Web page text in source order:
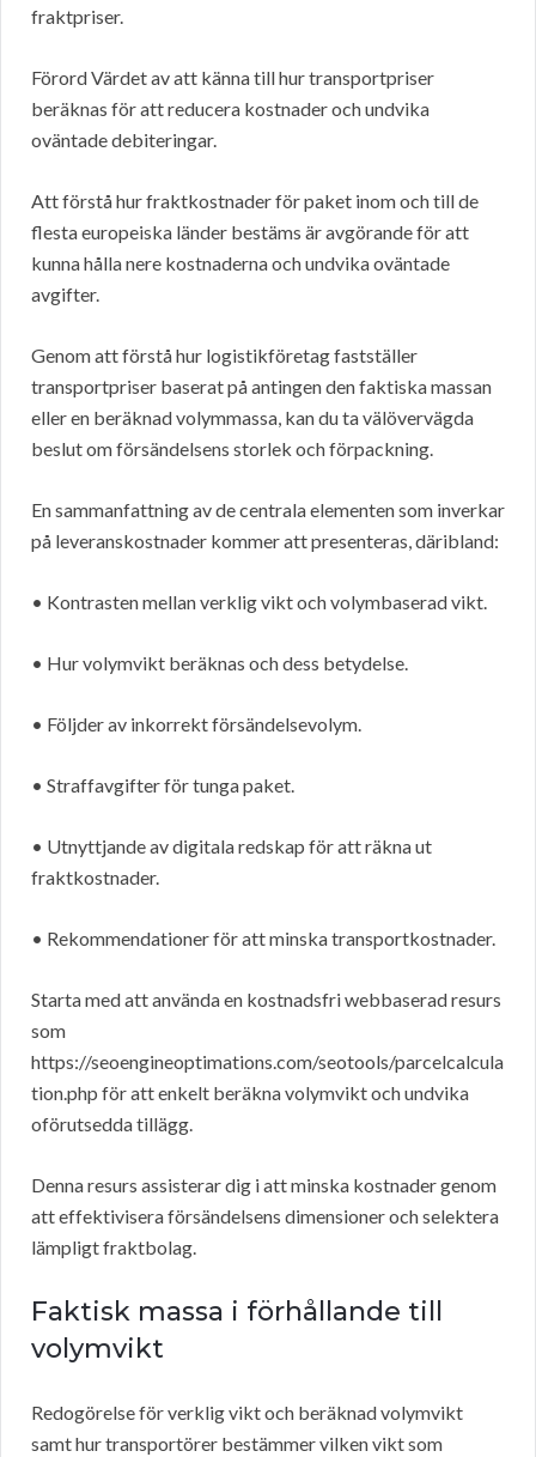
fraktpriser.
Förord Värdet av att känna till hur transportpriser
beräknas för att reducera kostnader och undvika
oväntade debiteringar.
Att förstå hur fraktkostnader för paket inom och till de
flesta europeiska länder bestäms är avgörande för att
kunna hålla nere kostnaderna och undvika oväntade
avgifter.
Genom att förstå hur logistikföretag fastställer
transportpriser baserat på antingen den faktiska massan
eller en beräknad volymmassa, kan du ta välövervägda
beslut om försändelsens storlek och förpackning.
En sammanfattning av de centrala elementen som inverkar
på leveranskostnader kommer att presenteras, däribland:
• Kontrasten mellan verklig vikt och volymbaserad vikt.
• Hur volymvikt beräknas och dess betydelse.
• Följder av inkorrekt försändelsevolym.
• Straffavgifter för tunga paket.
• Utnyttjande av digitala redskap för att räkna ut
fraktkostnader.
• Rekommendationer för att minska transportkostnader.
Starta med att använda en kostnadsfri webbaserad resurs
som
https://seoengineoptimations.com/seotools/parcelcalcula
tion.php för att enkelt beräkna volymvikt och undvika
oförutsedda tillägg.
Denna resurs assisterar dig i att minska kostnader genom
att effektivisera försändelsens dimensioner och selektera
lämpligt fraktbolag.
Faktisk massa i förhållande till
volymvikt
Redogörelse för verklig vikt och beräknad volymvikt
samt hur transportörer bestämmer vilken vikt som